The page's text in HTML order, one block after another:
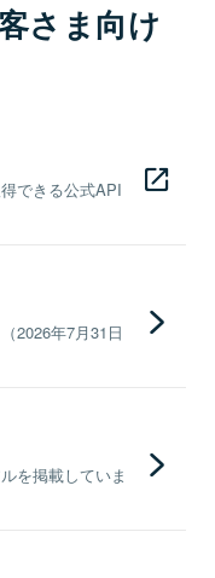
さま向け
できる公式API
2026年7月31日
を掲載していま